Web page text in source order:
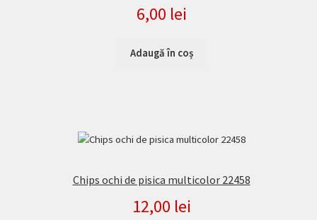
6,00 lei
Adaugă în coș
Chips ochi de pisica multicolor 22458
12,00 lei